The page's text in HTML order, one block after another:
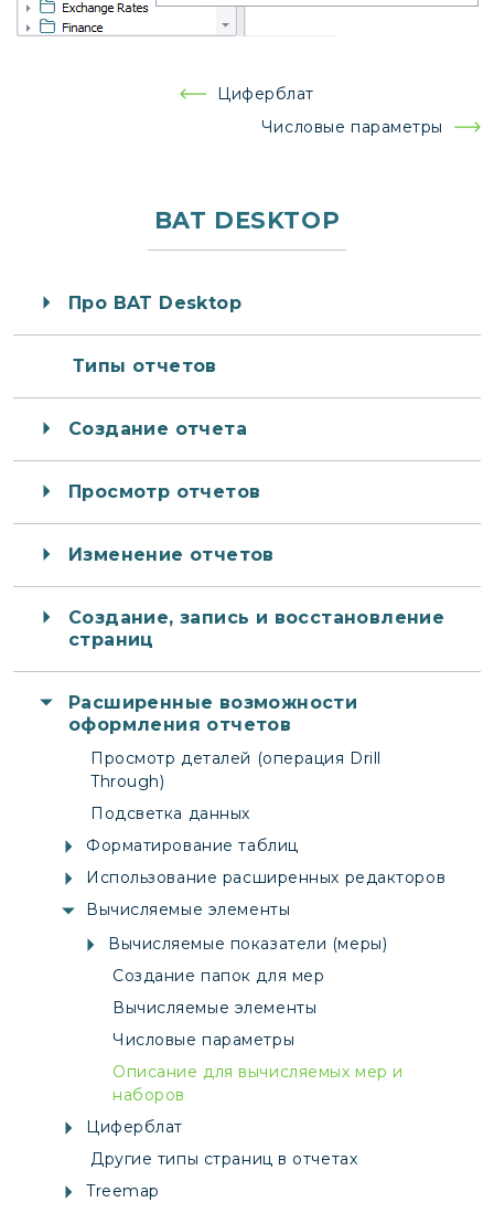
Циферблат
Числовые параметры
BAT DESKTOP
Про BAT Desktop
Типы отчетов
Создание отчета
Просмотр отчетов
Изменение отчетов
Создание, запись и восстановление
страниц
Расширенные возможности
оформления отчетов
Просмотр деталей (операция Drill
Through)
Подсветка данных
Форматирование таблиц
Использование расширенных редакторов
Вычисляемые элементы
Вычисляемые показатели (меры)
Создание папок для мер
Вычисляемые элементы
Числовые параметры
Описание для вычисляемых мер и
наборов
Циферблат
Другие типы страниц в отчетах
Treemap